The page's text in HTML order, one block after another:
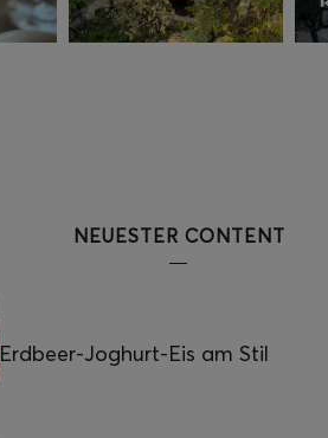
NEUESTER CONTENT
Erdbeer-Joghurt-Eis am Stil